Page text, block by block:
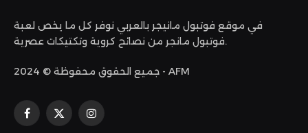
في موقع فوتبول مانيجر بالعربي نوفر كل ما يخص لعبة
فوتبول مانجر من نصائح كروية وتكتيكات عصرية.
جميع الحقوق محفوظة © 2024 - AFM
فيسبوك
X
الانستغرام